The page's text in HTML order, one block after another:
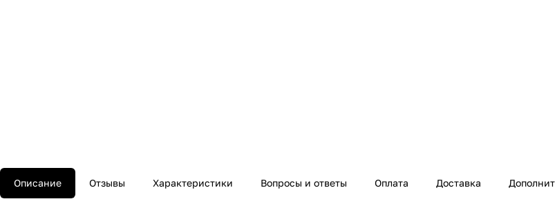
Описание Отзывы Характеристики Вопросы и ответы Оплата Доставка